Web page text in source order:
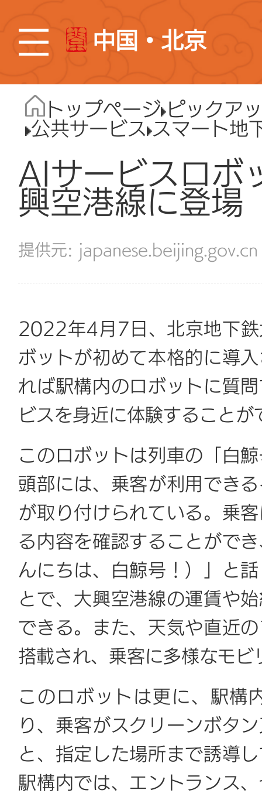
中国・北京
トップページ ピックア
公共サービス スマート地
AIサービスロボ
興空港線に登場
japanese.beijing.gov.cn
2022年4月7日、北京地下
ボットが初めて本格的に導
れば駅構内のロボットに質
ビスを身近に体験することが
このロボットは列車の「白
頭部には、乗客が利用でき
が取り付けられている。乗
る内容を確認することがで
んにちは、白鯨号！）」と
とで、大興空港線の運賃や
できる。また、天気や直近
搭載され、乗客に多様なモ
このロボットは更に、駅構
り、乗客がスクリーンボタ
と、指定した場所まで誘導
駅構内では、エントランス